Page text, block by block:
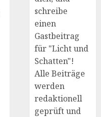
schreibe
einen
Gastbeitrag
für "Licht und
Schatten"!
Alle Beiträge
werden
redaktionell
geprüft und